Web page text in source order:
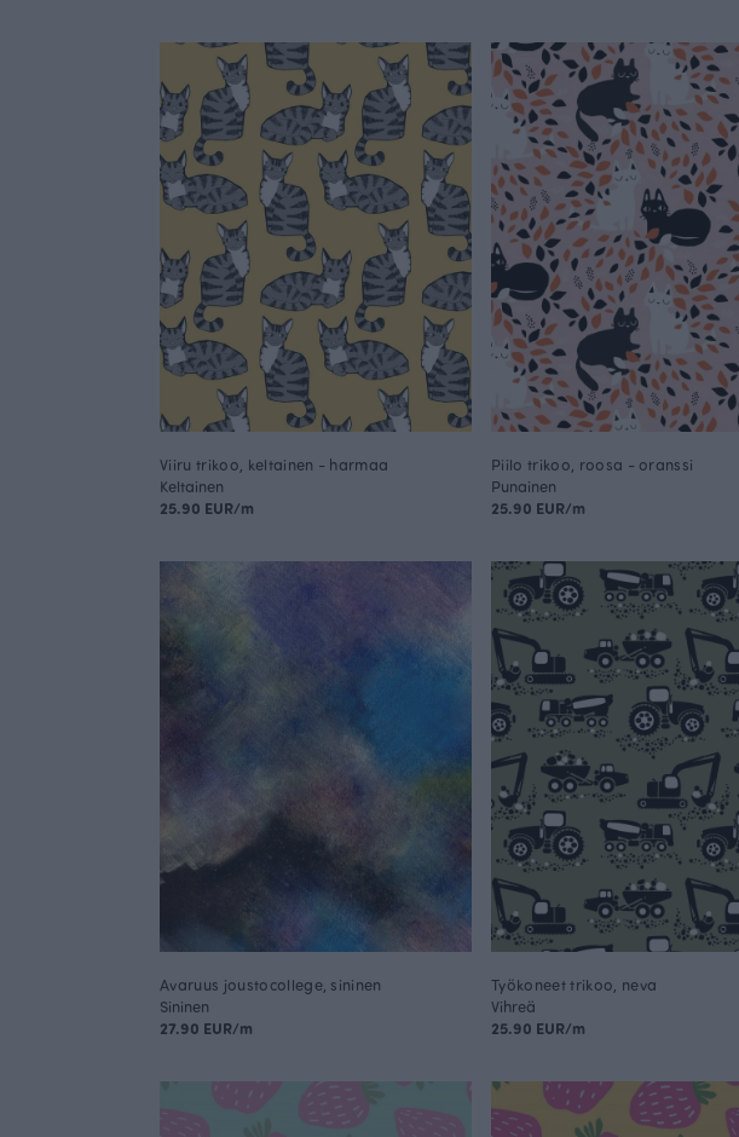
Viiru trikoo, keltainen - harmaa
Keltainen
25.90 EUR/m
Piilo trikoo, roosa - oranssi
Punainen
25.90 EUR/m
Avaruus joustocollege, sininen
Sininen
27.90 EUR/m
Työkoneet trikoo, neva
Vihreä
25.90 EUR/m